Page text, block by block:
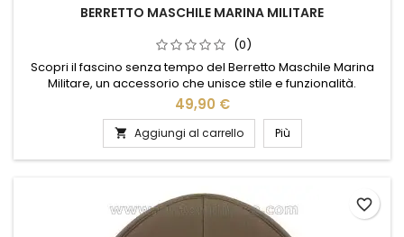
BERRETTO MASCHILE MARINA MILITARE
(0)
Scopri il fascino senza tempo del Berretto Maschile Marina
Militare, un accessorio che unisce stile e funzionalità.
Realizzato con materiali di alta qualità, questo berretto offre
comfort e resistenza, perfetto per affrontare ogni stagione. Il
suo design classico, arricchito da dettagli eleganti, lo rende
ideale per completare qualsiasi look casual o...
49,90 €
 Aggiungi al carrello Più
favorite_border